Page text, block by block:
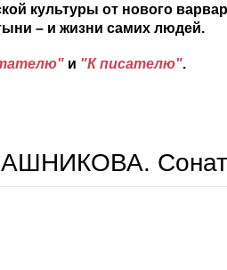
культуры от нового
– и жизни самих людей.
и "К писателю".